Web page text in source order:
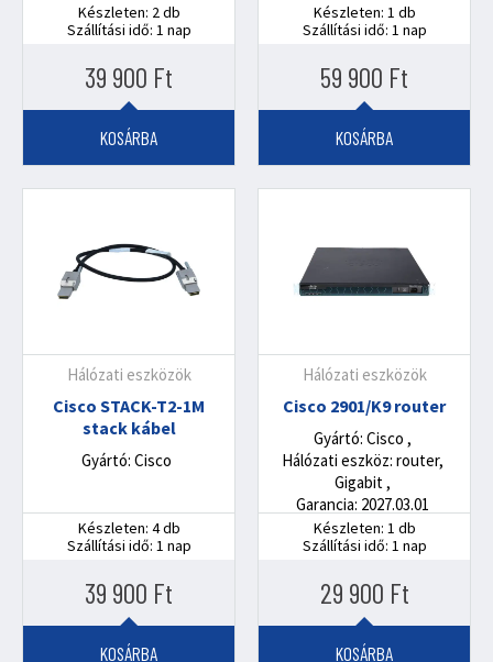
Készleten: 2 db
Szállítási idő: 1 nap
39 900 Ft
KOSÁRBA
Készleten: 1 db
Szállítási idő: 1 nap
59 900 Ft
KOSÁRBA
Hálózati eszközök
Cisco STACK-T2-1M
stack kábel
Gyártó: Cisco
Készleten: 4 db
Szállítási idő: 1 nap
39 900 Ft
KOSÁRBA
Hálózati eszközök
Cisco 2901/K9 router
Gyártó: Cisco
Hálózati eszköz: router,
Gigabit
Garancia: 2027.03.01
Készleten: 1 db
Szállítási idő: 1 nap
29 900 Ft
KOSÁRBA